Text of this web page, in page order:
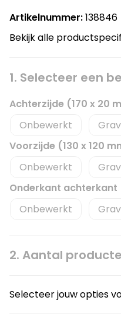
Artikelnummer:138846
Bekijk alle
1. Selecteer een
Achterzijde (170 x 20
Onbewerkt
Voorzijde (130 x 120
Onbewerkt
Onderkant achterkant
Onbewerkt
2. Aantal
Selecteer jouw opties